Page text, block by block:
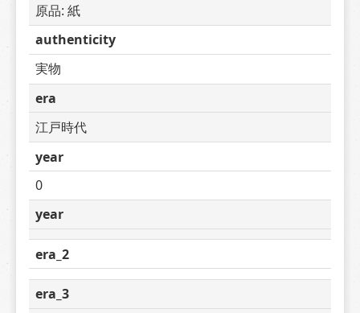
原品: 紙
authenticity
実物
era
江戸時代
year
0
year
era_2
era_3